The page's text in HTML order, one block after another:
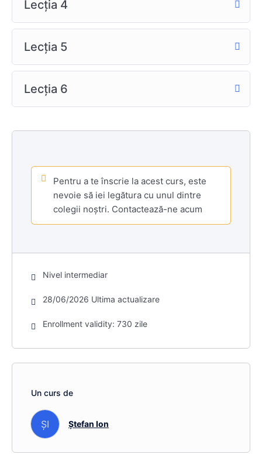
Lecția 4
Lecţia 5
Lecţia 6
Pentru a te înscrie la acest curs, este
nevoie să iei legătura cu unul dintre
colegii noștri. Contactează-ne acum
Nivel intermediar
28/06/2026 Ultima actualizare
Enrollment validity: 730 zile
Un curs de
ȘI Ștefan Ion